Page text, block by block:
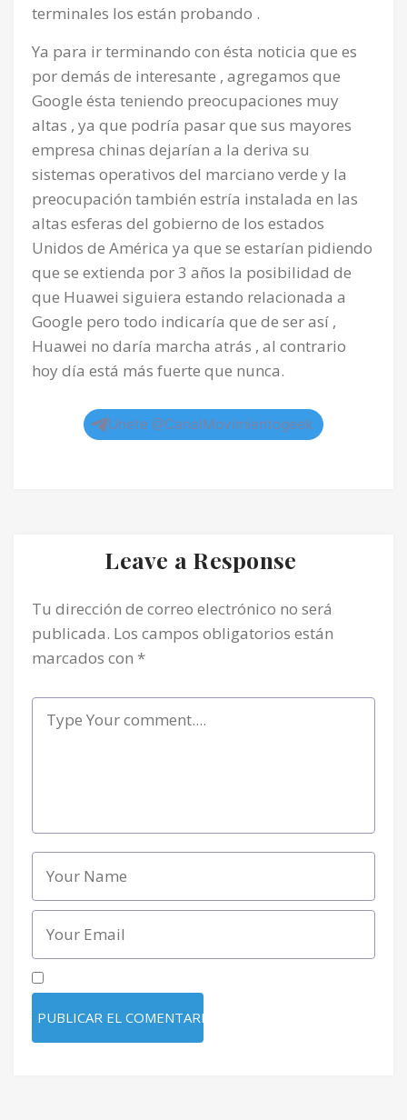
terminales los están probando .
Ya para ir terminando con ésta noticia que es
por demás de interesante , agregamos que
Google ésta teniendo preocupaciones muy
altas , ya que podría pasar que sus mayores
empresa chinas dejarían a la deriva su
sistemas operativos del marciano verde y la
preocupación también estría instalada en las
altas esferas del gobierno de los estados
Unidos de América ya que se estarían pidiendo
que se extienda por 3 años la posibilidad de
que Huawei siguiera estando relacionada a
Google pero todo indicaría que de ser así ,
Huawei no daría marcha atrás , al contrario
hoy día está más fuerte que nunca.
Unete @CanalMovimientogeek
Leave a Response
Tu dirección de correo electrónico no será
publicada. Los campos obligatorios están
marcados con *